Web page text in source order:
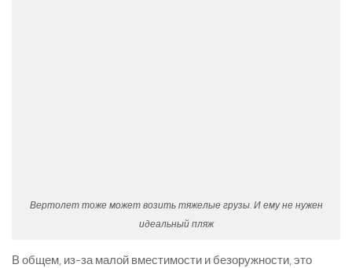
Вертолет тоже может возить тяжелые грузы. И ему не нужен
идеальный пляж
В общем, из-за малой вместимости и безоружности, это